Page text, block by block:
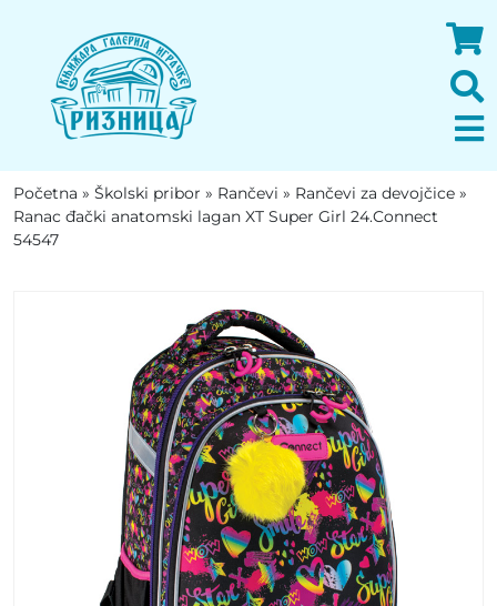
Početna » Školski pribor » Rančevi » Rančevi za devojčice »
Ranac đački anatomski lagan XT Super Girl 24.Connect
54547